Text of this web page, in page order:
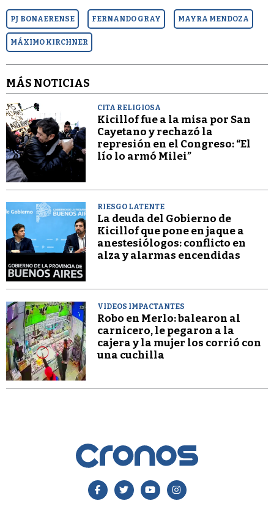
PJ BONAERENSE FERNANDO GRAY MAYRA MENDOZA
MÁXIMO KIRCHNER
MÁS NOTICIAS
CITA RELIGIOSA
Kicillof fue a la misa por San
Cayetano y rechazó la
represión en el Congreso: “El
lío lo armó Milei”
RIESGO LATENTE
La deuda del Gobierno de
Kicillof que pone en jaque a
anestesiólogos: conflicto en
alza y alarmas encendidas
VIDEOS IMPACTANTES
Robo en Merlo: balearon al
carnicero, le pegaron a la
cajera y la mujer los corrió con
una cuchilla